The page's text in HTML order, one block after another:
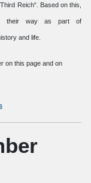
Reich“. Based on this,
their way as part of
and life.
on this page and on